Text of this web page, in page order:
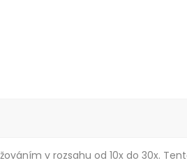
v rozsahu od 10x do 30x.